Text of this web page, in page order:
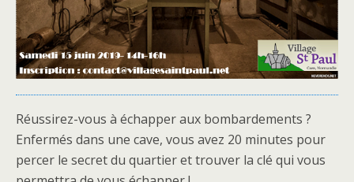
Réussirez-vous à échapper aux bombardements ?
Enfermés dans une cave, vous avez 20 minutes pour
percer le secret du quartier et trouver la clé qui vous